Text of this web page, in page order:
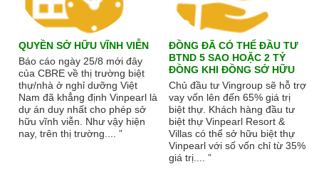
QUYỀN SỞ HỮU VĨNH VIỄN
Báo cáo ngày 25/8 mới đây
của CBRE về thị trường biệt
thự/nhà ở nghỉ dưỡng Việt
Nam đã khẳng định Vinpearl là
dự án duy nhất cho phép sở
hữu vĩnh viễn. Như vậy hiện
nay, trên thị trường.... ”
ĐỒNG ĐÃ CÓ THỂ ĐẦU TƯ
BTND 5 SAO HOẶC 2 TỶ
ĐỒNG KHI ĐỒNG SỞ HỮU
Chủ đầu tư Vingroup sẽ hỗ trợ
vay vốn lên đến 65% giá trị
biệt thự. Khách hàng đầu tư
biệt thự Vinpearl Resort &
Villas có thể sở hữu biệt thự
Vinpearl với số vốn chỉ từ 35%
giá trị.... ”